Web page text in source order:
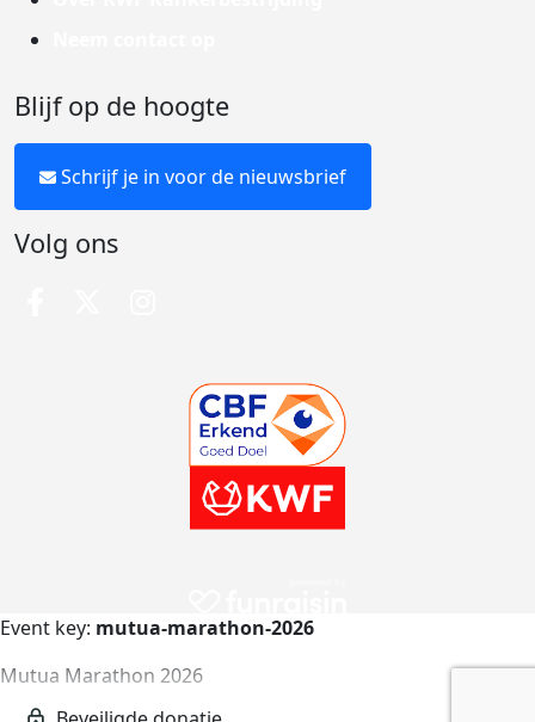
Blijf op de hoogte
Schrijf je in voor de nieuwsbrief
Volg ons
Event key: mutua-marathon-2026
Mutua Marathon 2026